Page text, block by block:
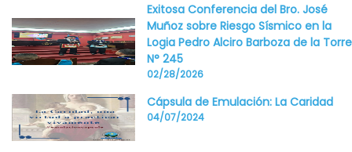
Exitosa Conferencia del Bro. José
Muñoz sobre Riesgo Sísmico en la
Logia Pedro Alciro Barboza de la Torre
N° 245
02/28/2026
Cápsula de Emulación: La Caridad
04/07/2024